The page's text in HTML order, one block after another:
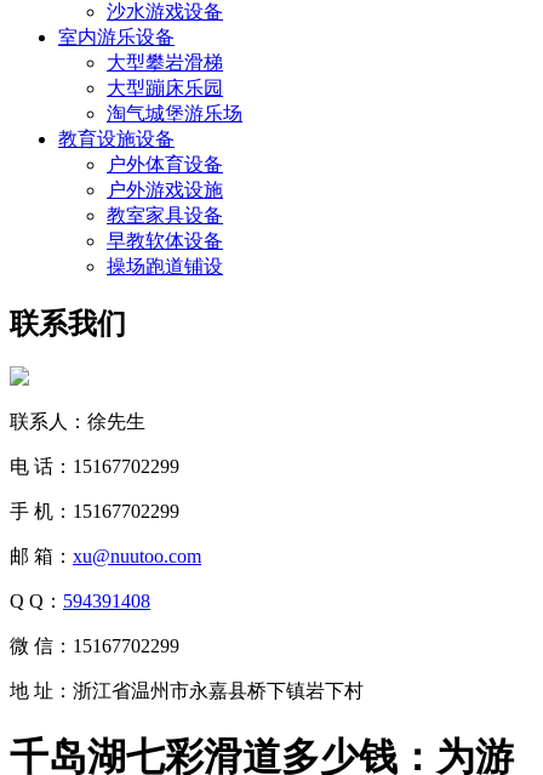
沙水游戏设备
室内游乐设备
大型攀岩滑梯
大型蹦床乐园
淘气城堡游乐场
教育设施设备
户外体育设备
户外游戏设施
教室家具设备
早教软体设备
操场跑道铺设
联系我们
联系人：徐先生
电 话：15167702299
手 机：15167702299
邮 箱： xu@nuutoo.com
Q Q： 594391408
微 信：15167702299
地 址：浙江省温州市永嘉县桥下镇岩下村
千岛湖七彩滑道多少钱：为游